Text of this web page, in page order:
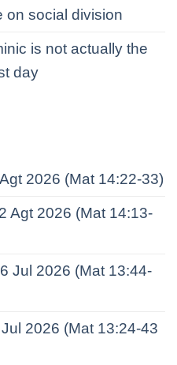
on social division
is not actually the
day
2026 (Mat 14:22-33)
Agt 2026 (Mat 14:13-
Jul 2026 (Mat 13:44-
2026 (Mat 13:24-43